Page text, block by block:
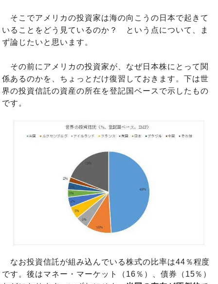
そこでアメリカの投資家は海の向こうの日本で起きて
いることをどう見ているのか？ という点について、ま
ず論じたいと思います。
その前にアメリカの投資家が、なぜ日本株にとって関
係あるのかを、ちょっとだけ復習しておきます。下は世
界の投資信託の資産の所在を登記国ベースで示したもの
です。
なお投資信託が組み込んでいる株式の比率は44％程度
です。後はマネー・マーケット（16％）、債券（15％）